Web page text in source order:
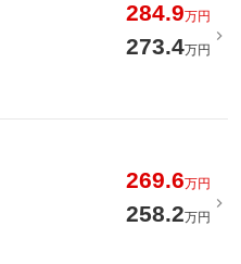
284.9万円
273.4万円
269.6万円
258.2万円